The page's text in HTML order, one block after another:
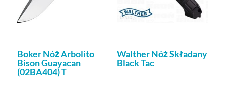
Boker Nóż Arbolito
Bison Guayacan
(02BA404) T
Walther Nóż Składany
Black Tac